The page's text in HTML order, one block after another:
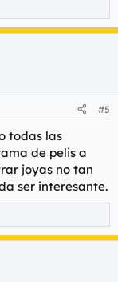
#5
todas las
de pelis a
joyas no tan
ser interesante.